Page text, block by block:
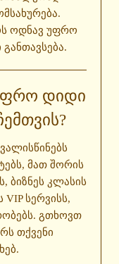
ოდნავ უფრო
ᲓᲘᲓᲘ
მათ შორის
ბიზნეს კლასის
სერვისს,
გთხოვთ
თქვენი